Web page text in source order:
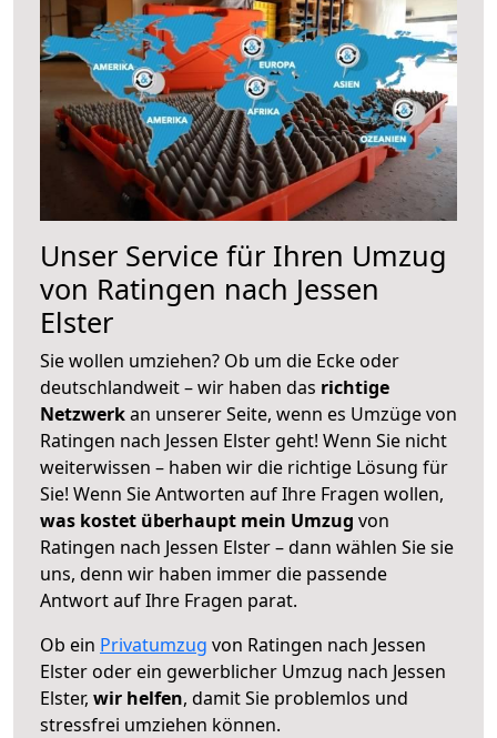
Unser Service für Ihren Umzug
von Ratingen nach Jessen
Elster
Sie wollen umziehen? Ob um die Ecke oder
deutschlandweit – wir haben das richtige
Netzwerkan unserer Seite, wenn es Umzüge von
Ratingen nach Jessen Elster geht! Wenn Sie nicht
weiterwissen – haben wir die richtige Lösung für
Sie! Wenn Sie Antworten auf Ihre Fragen wollen,
was kostet überhaupt mein Umzug von
Ratingen nach Jessen Elster – dann wählen Sie sie
uns, denn wir haben immer die passende
Antwort auf Ihre Fragen parat.
Ob ein Privatumzug von Ratingen nach Jessen
Elster oder ein gewerblicher Umzug nach Jessen
Elster, wir helfen, damit Sie problemlos und
stressfrei umziehen können.